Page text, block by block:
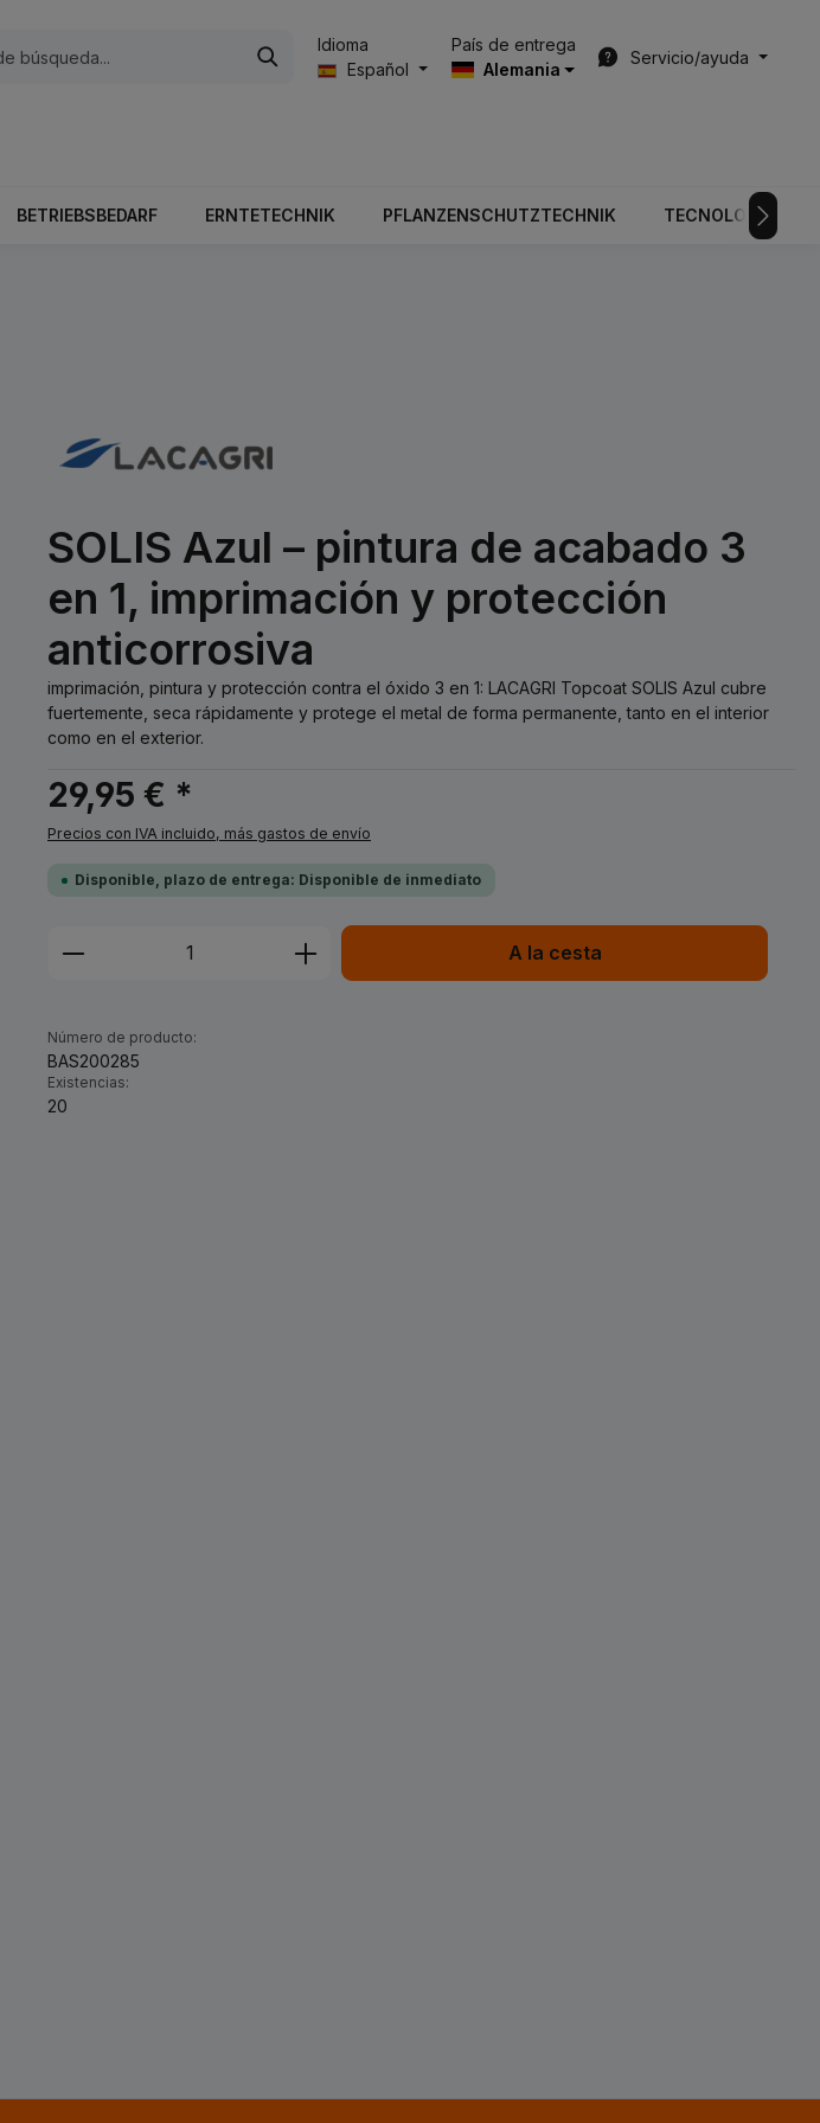
Idioma
Español
País de entrega
Alemania
Servicio/ayuda
BETRIEBSBEDARF ERNTETECHNIK PFLANZENSCHUTZTECHNIK TECNOLOGÍA DE
SOLIS Azul – pintura de acabado 3
en 1, imprimación y protección
anticorrosiva
imprimación, pintura y protección contra el óxido 3 en 1: LACAGRI Topcoat SOLIS Azul cubre
fuertemente, seca rápidamente y protege el metal de forma permanente, tanto en el interior
como en el exterior.
29,95 € *
Precios con IVA incluido, más gastos de envío
Disponible, plazo de entrega: Disponible de inmediato
Cantidad del producto: introduce la cantidad deseada
A la cesta
Número de producto:
BAS200285
Existencias:
20